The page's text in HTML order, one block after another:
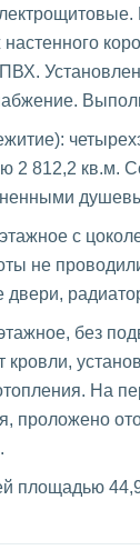
2 812,2 кв.м.
с
не
без
На
проложено
площадью